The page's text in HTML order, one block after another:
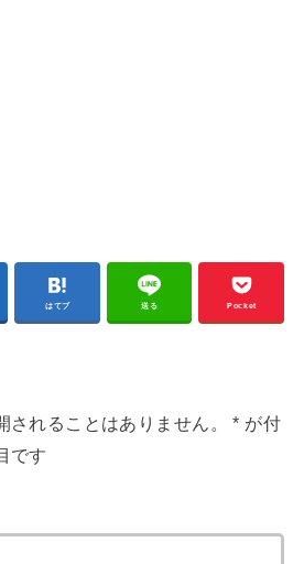
はてブ 送る Pocket
されることはありません。 * が付
です